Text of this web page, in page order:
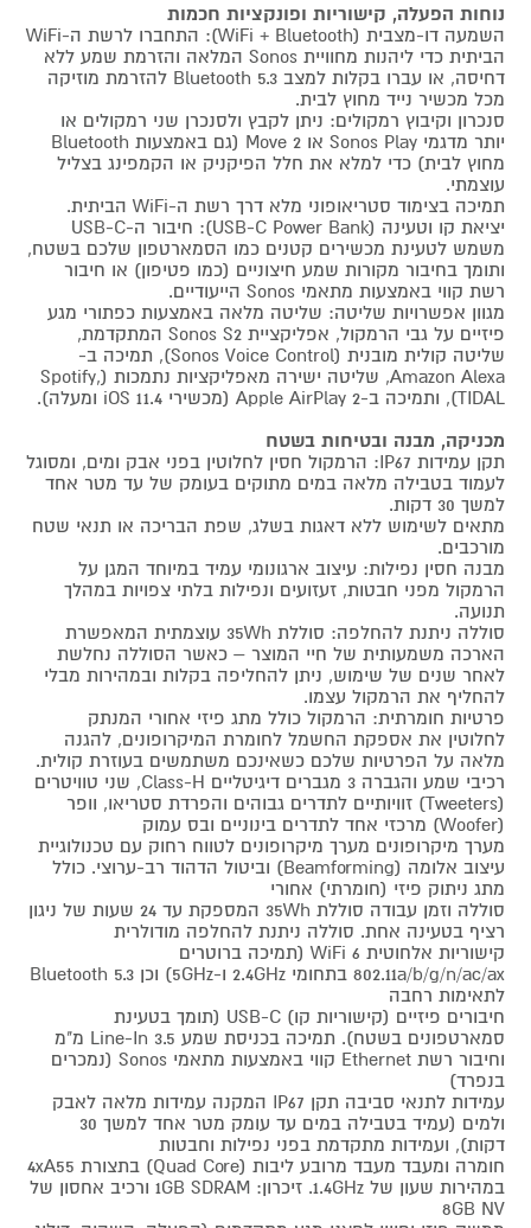
נוחות הפעלה, קישוריות ופונקציות חכמות
השמעה דו-מצבית (WiFi + Bluetooth): התחברו לרשת ה-WiFi
הביתית כדי ליהנות מחוויית Sonos המלאה והזרמת שמע ללא
דחיסה, או עברו בקלות למצב Bluetooth 5.3 להזרמת מוזיקה
מכל מכשיר נייד מחוץ לבית.
סנכרון וקיבוץ רמקולים: ניתן לקבץ ולסנכרן שני רמקולים או
יותר מדגמי Sonos Play או Move 2 (גם באמצעות Bluetooth
מחוץ לבית) כדי למלא את חלל הפיקניק או הקמפינג בצליל
עוצמתי.
תמיכה בצימוד סטריאופוני מלא דרך רשת ה-WiFi הביתית.
יציאת קו וטעינה (USB-C Power Bank): חיבור ה-USB-C
משמש לטעינת מכשירים קטנים כמו הסמארטפון שלכם בשטח,
ותומך בחיבור מקורות שמע חיצוניים (כמו פטיפון) או חיבור
רשת קווי באמצעות מתאמי Sonos הייעודיים.
מגוון אפשרויות שליטה: שליטה מלאה באמצעות כפתורי מגע
פיזיים על גבי הרמקול, אפליקציית Sonos S2 המתקדמת,
שליטה קולית מובנית (Sonos Voice Control), תמיכה ב-
Amazon Alexa, שליטה ישירה מאפליקציות נתמכות (Spotify,
TIDAL), ותמיכה ב-Apple AirPlay 2 (מכשירי iOS 11.4 ומעלה).
מכניקה, מבנה ובטיחות בשטח
תקן עמידות IP67: הרמקול חסין לחלוטין בפני אבק ומים, ומסוגל
לעמוד בטבילה מלאה במים מתוקים בעומק של עד מטר אחד
למשך 30 דקות.
מתאים לשימוש ללא דאגות בשלג, שפת הבריכה או תנאי שטח
מורכבים.
מבנה חסין נפילות: עיצוב ארגונומי עמיד במיוחד המגן על
הרמקול מפני חבטות, זעזועים ונפילות בלתי צפויות במהלך
תנועה.
סוללה ניתנת להחלפה: סוללת 35Wh עוצמתית המאפשרת
הארכה משמעותית של חיי המוצר – כאשר הסוללה נחלשת
לאחר שנים של שימוש, ניתן להחליפה בקלות ובמהירות מבלי
להחליף את הרמקול עצמו.
פרטיות חומרתית: הרמקול כולל מתג פיזי אחורי המנתק
לחלוטין את אספקת החשמל לחומרת המיקרופונים, להגנה
מלאה על הפרטיות שלכם כשאינכם משתמשים בעוזרת קולית.
רכיבי שמע והגברה 3 מגברים דיגיטליים Class-H, שני טוויטרים
(Tweeters) זוויותיים לתדרים גבוהים והפרדת סטריאו, וופר
(Woofer) מרכזי אחד לתדרים בינוניים ובס עמוק
מערך מיקרופונים מערך מיקרופונים לטווח רחוק עם טכנולוגיית
עיצוב אלומה (Beamforming) וביטול הדהוד רב-ערוצי. כולל
מתג ניתוק פיזי (חומרתי) אחורי
סוללה וזמן עבודה סוללת 35Wh המספקת עד 24 שעות של ניגון
רציף בטעינה אחת. סוללה ניתנת להחלפה מודולרית
קישוריות אלחוטית WiFi 6 (תמיכה ברוטרים
802.11a/b/g/n/ac/ax בתחומי 2.4GHz ו-5GHz) וכן Bluetooth 5.3
לתאימות רחבה
חיבורים פיזיים (קישוריות קו) USB-C (תומך בטעינת
סמארטפונים בשטח). תמיכה בכניסת שמע Line-In 3.5 מ"מ
וחיבור רשת Ethernet קווי באמצעות מתאמי Sonos (נמכרים
בנפרד)
עמידות לתנאי סביבה תקן IP67 המקנה עמידות מלאה לאבק
ולמים (עמיד בטבילה במים עד עומק מטר אחד למשך 30
דקות), ועמידות מתקדמת בפני נפילות וחבטות
חומרה ומעבד מעבד מרובע ליבות (Quad Core) בתצורת 4xA55
במהירות שעון של 1.4GHz. זיכרון: 1GB SDRAM ורכיב אחסון של
8GB NV